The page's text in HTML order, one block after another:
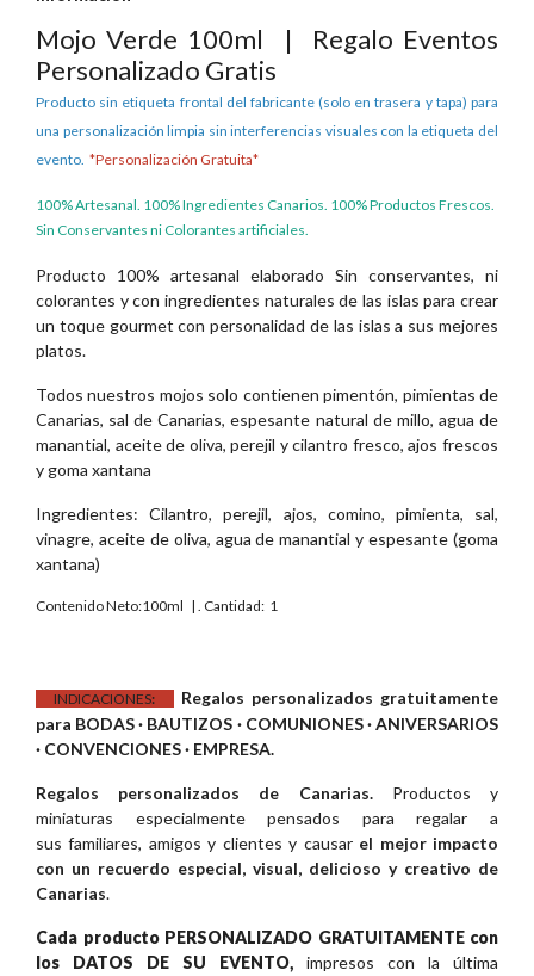
Mojo Verde 100ml | Regalo Eventos
Personalizado Gratis
Producto sin etiqueta frontal del fabricante (solo en trasera y tapa) para
una personalización limpia sin interferencias visuales con la etiqueta del
evento. *Personalización Gratuita*
100% Artesanal. 100% Ingredientes Canarios. 100% Productos Frescos.
Sin Conservantes ni Colorantes artificiales.
Producto 100% artesanal elaborado Sin conservantes, ni
colorantes y con ingredientes naturales de las islas para crear
un toque gourmet con personalidad de las islas a sus mejores
platos.
Todos nuestros mojos solo contienen pimentón, pimientas de
Canarias, sal de Canarias, espesante natural de millo, agua de
manantial, aceite de oliva, perejil y cilantro fresco, ajos frescos
y goma xantana
Ingredientes: Cilantro, perejil, ajos, comino, pimienta, sal,
vinagre, aceite de oliva, agua de manantial y espesante (goma
xantana)
Contenido Neto:100ml | . Cantidad: 1
INDICACIONES:
Regalos personalizados gratuitamente
para BODAS · BAUTIZOS · COMUNIONES · ANIVERSARIOS
· CONVENCIONES · EMPRESA.
Regalos personalizados de Canarias. Productos y
miniaturas especialmente pensados para regalar a
sus familiares, amigos y clientes y causar el mejor impacto
con un recuerdo especial, visual, delicioso y creativo de
Canarias.
Cada producto PERSONALIZADO GRATUITAMENTE con
los DATOS DE SU EVENTO, impresos con la última